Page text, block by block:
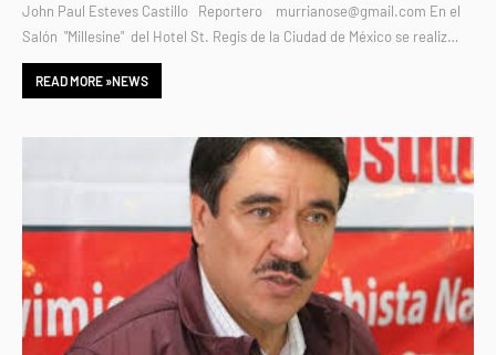
John Paul Esteves Castillo Reportero murrianose@gmail.com En el
Salón "Millesine" del Hotel St. Regis de la Ciudad de México se realiz…
READ MORE »NEWS